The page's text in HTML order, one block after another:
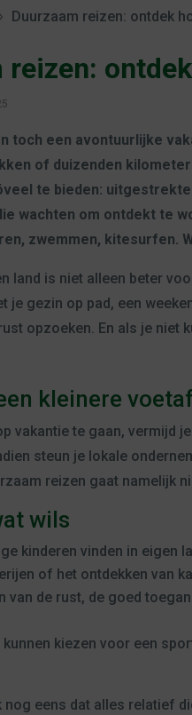
Duurzaam reizen: ontdek
reizen:
toch een avontuurlijke
of duizenden
te bieden:
wachten om ontdekt te
zwemmen, kitesurfen.
land is niet alleen beter
je gezin op pad, een
opzoeken. En als je niet
kleinere
vakantie te gaan, vermijd
steun je lokale
reizen gaat namelijk
wils
kinderen vinden in eigen
of het ontdekken van
van de rust, de goed
kiezen voor een
nog eens dat alles relatief